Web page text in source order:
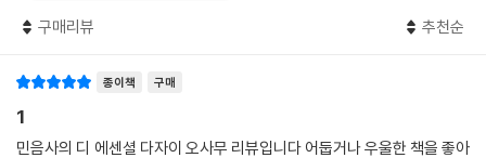
■ 세상에 단 하나뿐인 큐레이션
―흔들리는 인간의 자화상을 그대로 담아내다
구매리뷰 추천순
종이책 구매
1
민음사의 디 에센셜 다자이 오사무 리뷰입니다 어둡거나 우울한 책을 좋아